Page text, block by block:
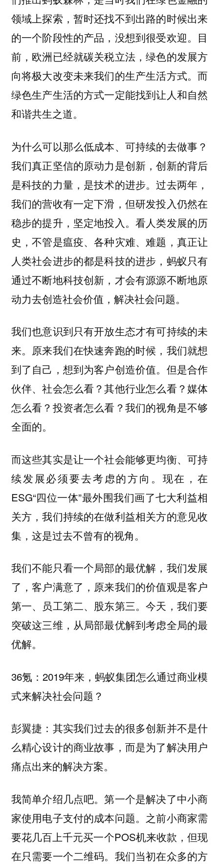
领域上探索，暂时还找不到出路的时候出来
的一个阶段性的产品，没想到很受欢迎。目
前，欧洲已经就碳关税立法，绿色的发展方
向将极大改变未来我们的生产生活方式。而
绿色生产生活的方式一定能找到让人和自然
和谐共生之道。
为什么可以那么低成本、可持续的去做事？
我们真正坚信的原动力是创新，创新的背后
是科技的力量，是技术的进步。过去两年，
我们的营收有一定下滑，但研发投入仍然在
稳步的提升，坚定地投入。看人类发展的历
史，不管是瘟疫、各种灾难、难题，真正让
人类社会进步的都是科技的进步，蚂蚁只有
通过不断地科技创新，才会有源源不断地原
动力去创造社会价值，解决社会问题。
我们也意识到只有开放生态才有可持续的未
来。原来我们在快速奔跑的时候，我们就想
到了自己，想到为客户创造价值。但是合作
伙伴、社会怎么看？其他行业怎么看？媒体
怎么看？投资者怎么看？我们的视角是不够
全面的。
而这些其实是让一个社会能够更均衡、可持
续发展必须要去考虑的方向。现在，在
ESG“四位一体”最外围我们画了七大利益相
关方，我们持续的在做利益相关方的意见收
集，这是过去不曾有的视角。
我们不能只看一个局部的最优解，我们发展
了，客户满意了，原来我们的价值观是客户
第一、员工第二、股东第三。今天，我们要
突破这三维，从局部最优解到考虑全局的最
优解。
36氪：2019年来，蚂蚁集团怎么通过商业模
式来解决社会问题？
彭翼捷：其实我们过去的很多创新并不是什
么精心设计的商业故事，而是为了解决用户
痛点出来的解决方案。
我简单介绍几点吧。第一个是解决了中小商
家使用电子支付的成本问题。之前小商家需
要花几百上千元买一个POS机来收款，但现
在只需要一个二维码。我们当初在众多的方